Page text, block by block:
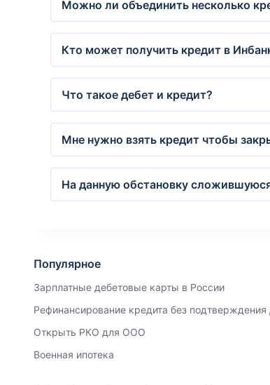
Можно ли объединить несколько
Кто может получить кредит в
Что такое дебет и кредит?
Мне нужно взять кредит чтобы
На данную обстановку
Популярное
Зарплатные дебетовые карты в России
Рефинансирование кредита без подтверждения
Открыть РКО для ООО
Военная ипотека